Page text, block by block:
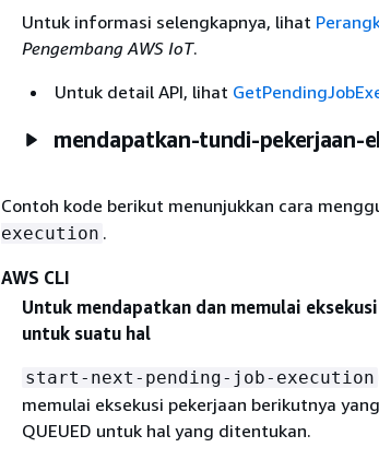
Untuk informasi selengkapnya, lihat
Pengembang AWS IoT.
Untuk detail API, lihat
mendapatkan-tundi-pekerjaan-
Contoh kode berikut menunjukkan cara
execution .
AWS CLI
Untuk mendapatkan dan memulai
untuk suatu hal
start-next-pending-job-execution
memulai eksekusi pekerjaan berikutnya
QUEUED untuk hal yang ditentukan.